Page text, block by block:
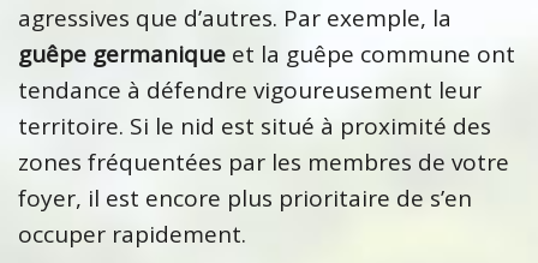
agressives que d’autres. Par exemple, la
guêpe germanique et la guêpe commune ont
tendance à défendre vigoureusement leur
territoire. Si le nid est situé à proximité des
zones fréquentées par les membres de votre
foyer, il est encore plus prioritaire de s’en
occuper rapidement.